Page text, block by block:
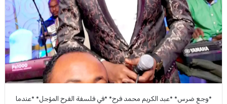
*وجع ضرس* *عبد الكريم محمد فرح* *في فلسفة الفرح المؤجل* *عندما